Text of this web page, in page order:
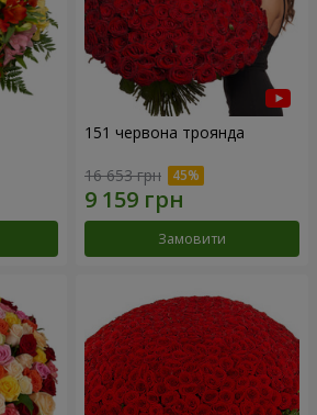
151 червона троянда
16 653 грн
Замовити